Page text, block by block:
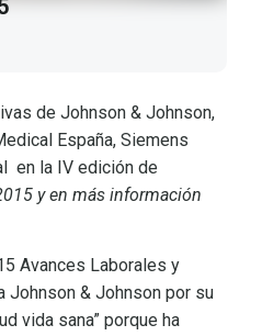
de Johnson & Johnson,
España, Siemens
en la IV edición de
y en más información
Avances Laborales y
Johnson & Johnson por su
vida sana” porque ha